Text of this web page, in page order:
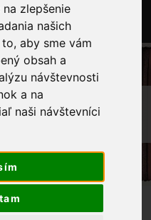
zlepšenie
našich
aby sme vám
obsah a
návštevnosti
a na
naši návštevníci
MM SMOTANOVÁ